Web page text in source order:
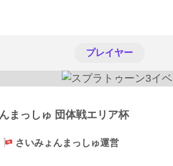
プレイヤー
まっしゅ 団体戦エリア杯
さいみょんまっしゅ運営